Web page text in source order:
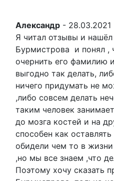
Александр - 28.03.2021
Я читал отзывы и
Бурмистрова и понял ,
очернить его фамилию
выгодно так делать,
ничего придумать не
,либо совсем делать
таким человек
до мозга костей и на
способен как
обидели чем то в
,но мы все знаем ,что
Поэтому хочу сказать